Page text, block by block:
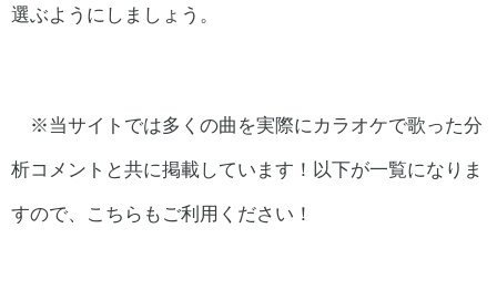
選ぶようにしましょう。
※当サイトでは多くの曲を実際にカラオケで歌った分
析コメントと共に掲載しています！以下が一覧になりま
すので、こちらもご利用ください！